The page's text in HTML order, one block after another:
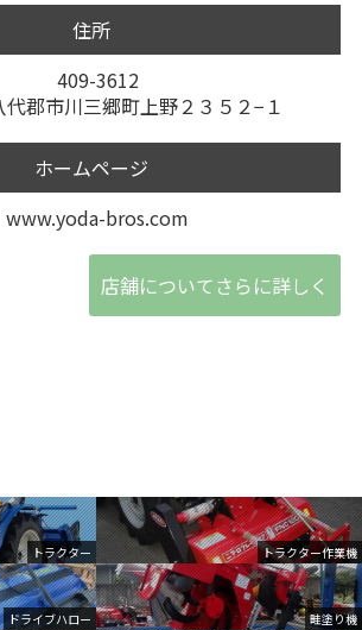
トラクター トラクター作業機
ドライブハロー 畦塗り機
住所
409-3612
代郡市川三郷町上野２３５２−１
ホームページ
www.yoda-bros.com
店舗についてさらに詳しく